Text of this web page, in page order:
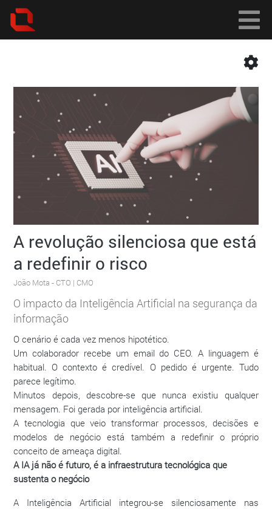
A revolução silenciosa que está
a redefinir o risco
João Mota- CTO | CMO
O impacto da Inteligência Artificial na segurança da
informação
O cenário é cada vez menos hipotético.
Um colaborador recebe um email do CEO. A linguagem é
habitual. O contexto é credível. O pedido é urgente. Tudo
parece legítimo.
Minutos depois, descobre-se que nunca existiu qualquer
mensagem. Foi gerada por inteligência artificial.
A tecnologia que veio transformar processos, decisões e
modelos de negócio está também a redefinir o próprio
conceito de ameaça digital.
A IA já não é futuro, é a infraestrutura tecnológica que
sustenta o negócio
A Inteligência Artificial integrou-se silenciosamente nas